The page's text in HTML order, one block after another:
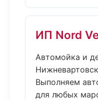
ИП Nord
Автомойка и
Нижневартовск
Выполняем
для любых